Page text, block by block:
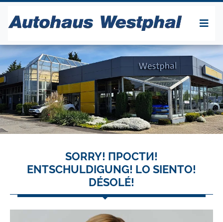
SORRY! ПРОСТИ!
ENTSCHULDIGUNG! LO SIENTO!
DÉSOLÉ!